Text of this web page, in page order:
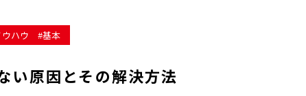
ハウ 基本
い原因とその解決方法